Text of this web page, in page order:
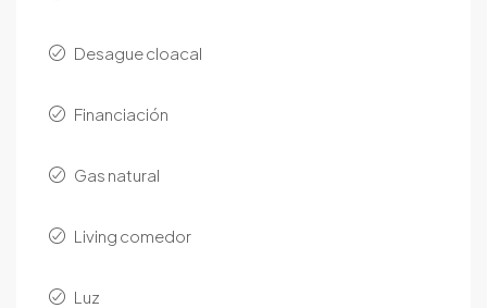
Desague cloacal
Financiación
Gas natural
Living comedor
Luz